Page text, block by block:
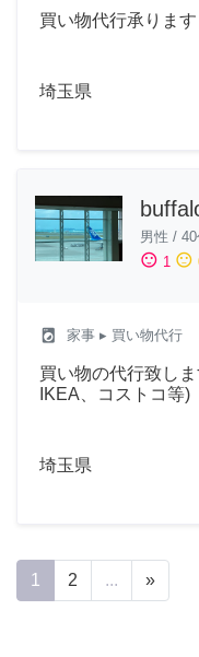
買い物代行承ります
埼玉県
男性 /
sentiment_satisfied 1 sentiment_neutral
local_laundry_service 家事 ▸ 買い物代行
買い物の代行致し
IKEA、コストコ等)
埼玉県
1 2 ... »